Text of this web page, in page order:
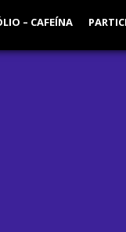
– CAFEÍNA